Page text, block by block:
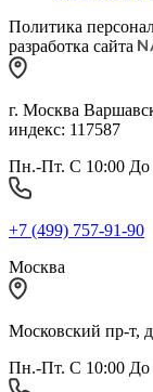
Политика
разработка сайта
г. Москва
индекс: 117587
Пн.-Пт. С 10:00 До
+7 (499) 757-91-90
Москва
Московский пр-т,
Пн.-Пт. С 10:00 До